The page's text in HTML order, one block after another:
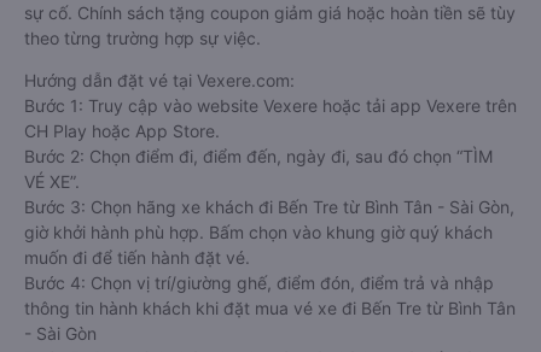
sự cố. Chính sách tặng coupon giảm giá hoặc hoàn tiền sẽ tùy
theo từng trường hợp sự việc.
Hướng dẫn đặt vé tại Vexere.com:
Bước 1: Truy cập vào website Vexere hoặc tải app Vexere trên
CH Play hoặc App Store.
Bước 2: Chọn điểm đi, điểm đến, ngày đi, sau đó chọn “TÌM
VÉ XE”.
Bước 3: Chọn hãng xe khách đi Bến Tre từ Bình Tân - Sài Gòn,
giờ khởi hành phù hợp. Bấm chọn vào khung giờ quý khách
muốn đi để tiến hành đặt vé.
Bước 4: Chọn vị trí/giường ghế, điểm đón, điểm trả và nhập
thông tin hành khách khi đặt mua vé xe đi Bến Tre từ Bình Tân
- Sài Gòn